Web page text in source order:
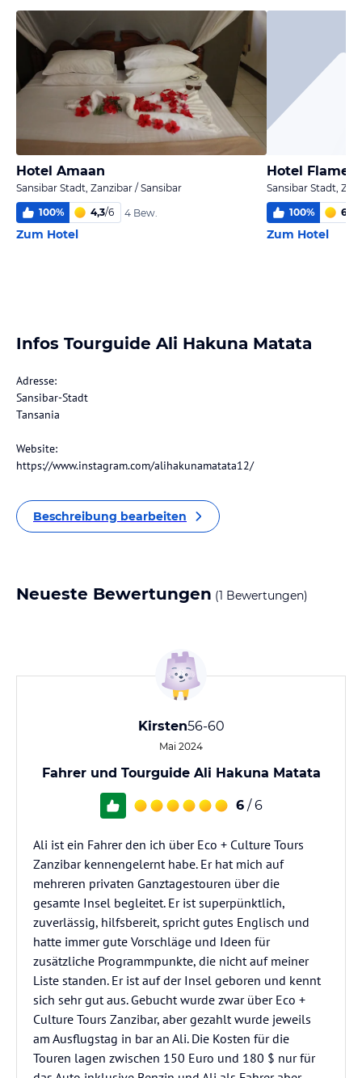
Hotel Amaan
Sansibar Stadt, Zanzibar / Sansibar
100% 4,3/6 4 Bew.
Zum Hotel
Hotel Flame
Sansibar Stadt,
100% 6,0
Zum Hotel
Infos Tourguide Ali Hakuna Matata
Adresse:
Sansibar-Stadt
Tansania
Website:
https://www.instagram.com/alihakunamatata12/
Beschreibung bearbeiten
Neueste Bewertungen (1 Bewertungen)
Kirsten56-60
Mai 2024
Fahrer und Tourguide Ali Hakuna Matata
6 / 6
Ali ist ein Fahrer den ich über Eco + Culture Tours
Zanzibar kennengelernt habe. Er hat mich auf
mehreren privaten Ganztagestouren über die
gesamte Insel begleitet. Er ist superpünktlich,
zuverlässig, hilfsbereit, spricht gutes Englisch und
hatte immer gute Vorschläge und Ideen für
zusätzliche Programmpunkte, die nicht auf meiner
Liste standen. Er ist auf der Insel geboren und kennt
sich sehr gut aus. Gebucht wurde zwar über Eco +
Culture Tours Zanzibar, aber gezahlt wurde jeweils
am Ausflugstag in bar an Ali. Die Kosten für die
Touren lagen zwischen 150 Euro und 180 $ nur für